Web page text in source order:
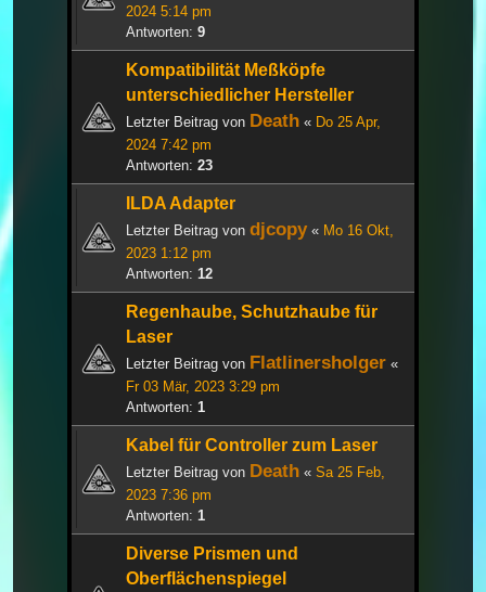
2024 5:14 pm
Antworten: 9
Kompatibilität Meßköpfe
unterschiedlicher Hersteller
Letzter Beitrag von Death « Do 25 Apr,
2024 7:42 pm
Antworten: 23
ILDA Adapter
Letzter Beitrag von djcopy« Mo 16 Okt,
2023 1:12 pm
Antworten: 12
Regenhaube, Schutzhaube für
Laser
Letzter Beitrag von Flatlinersholger «
Fr 03 Mär, 2023 3:29 pm
Antworten: 1
Kabel für Controller zum Laser
Letzter Beitrag von Death « Sa 25 Feb,
2023 7:36 pm
Antworten: 1
Diverse Prismen und
Oberflächenspiegel